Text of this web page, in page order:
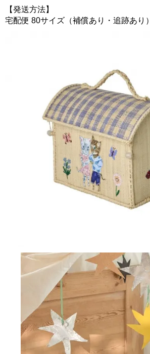
【発送方法】
宅配便 80サイズ（補償あり・追跡あり）